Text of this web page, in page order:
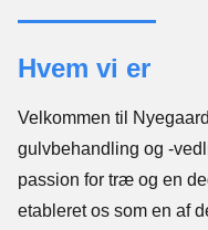
Hvem vi er
Velkommen til
gulvbehandling og -
passion for træ og en
etableret os som en af